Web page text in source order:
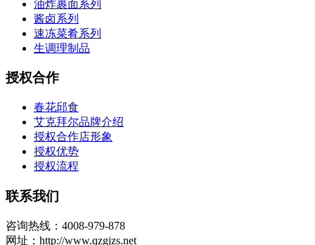
油炸裹面系列
酱卤系列
速冻菜肴系列
生调理制品
授权合作
春花邱食
艾克拜尔品牌介绍
授权合作店形象
授权优势
授权流程
联系我们
咨询热线：4008-979-878
网址：http://www.qzgjzs.net